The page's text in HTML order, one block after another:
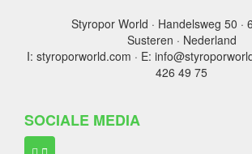
Styropor World · Handelsweg 50 ·
Susteren · Nederland
I: styroporworld.com · E:
426 49 75
SOCIALE MEDIA